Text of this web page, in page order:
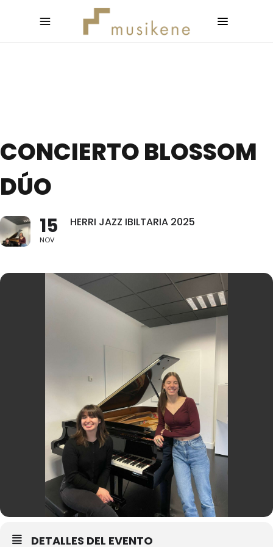
CONCIERTO BLOSSOM
DÚO
15
NOV
HERRI JAZZ IBILTARIA 2025
DETALLES DEL EVENTO